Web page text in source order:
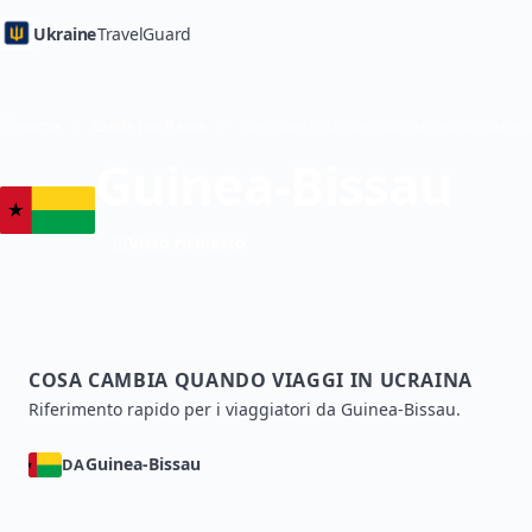
UkraineTravelGuard
COSA CAMBIA QUANDO VIAGGI IN UCRAINA
Riferimento rapido per i viaggiatori da Guinea-Bissau.
DAGuinea-Bissau